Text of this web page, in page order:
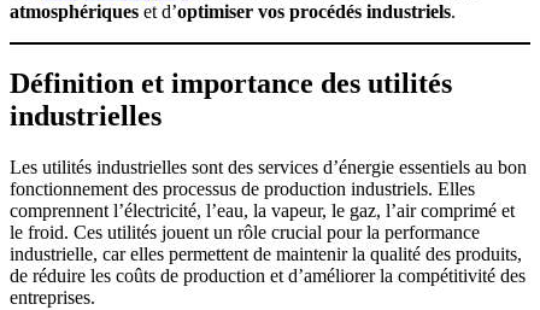
atmosphériques et d’optimiser vos procédés industriels.
Définition et importance des utilités
industrielles
Les utilités industrielles sont des services d’énergie essentiels au bon
fonctionnement des processus de production industriels. Elles
comprennent l’électricité, l’eau, la vapeur, le gaz, l’air comprimé et
le froid. Ces utilités jouent un rôle crucial pour la performance
industrielle, car elles permettent de maintenir la qualité des produits,
de réduire les coûts de production et d’améliorer la compétitivité des
entreprises.